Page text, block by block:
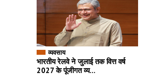
व्यवसाय
भारतीय रेलवे ने जुलाई तक वित्त वर्ष
2027 के पूंजीगत व्य...